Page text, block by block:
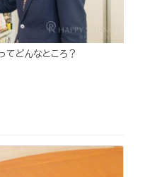
てどんなところ？